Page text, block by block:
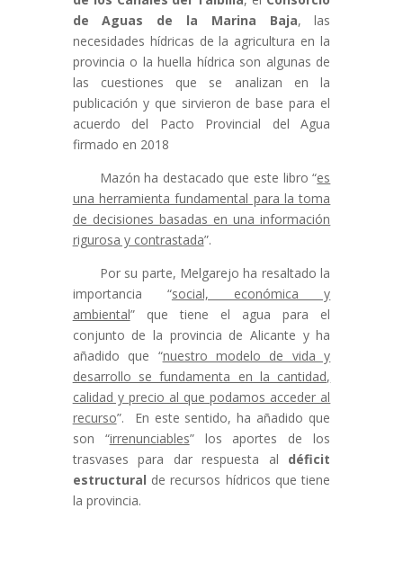
de Aguas de la Marina Baja, las
necesidades hídricas de la agricultura en la
provincia o la huella hídrica son algunas de
las cuestiones que se analizan en la
publicación y que sirvieron de base para el
acuerdo del Pacto Provincial del Agua
firmado en 2018
Mazón ha destacado que este libro “es
una herramienta fundamental para la toma
de decisiones basadas en una información
rigurosa y contrastada”.
Por su parte, Melgarejo ha resaltado la
importancia “social, económica y
ambiental” que tiene el agua para el
conjunto de la provincia de Alicante y ha
añadido que “nuestro modelo de vida y
desarrollo se fundamenta en la cantidad,
calidad y precio al que podamos acceder al
recurso”. En este sentido, ha añadido que
son “irrenunciables” los aportes de los
trasvases para dar respuesta al déficit
estructural de recursos hídricos que tiene
la provincia.